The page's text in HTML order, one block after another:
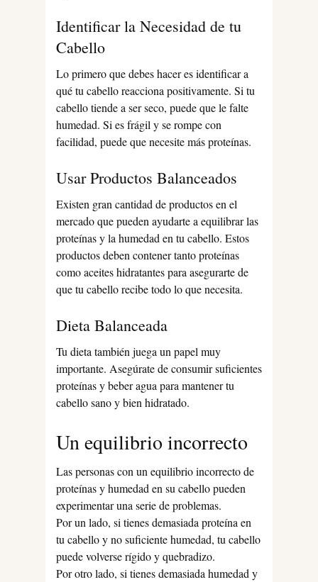
Identificar la Necesidad de tu
Cabello
Lo primero que debes hacer es identificar a
qué tu cabello reacciona positivamente. Si tu
cabello tiende a ser seco, puede que le falte
humedad. Si es frágil y se rompe con
facilidad, puede que necesite más proteínas.
Usar Productos Balanceados
Existen gran cantidad de productos en el
mercado que pueden ayudarte a equilibrar las
proteínas y la humedad en tu cabello. Estos
productos deben contener tanto proteínas
como aceites hidratantes para asegurarte de
que tu cabello recibe todo lo que necesita.
Dieta Balanceada
Tu dieta también juega un papel muy
importante. Asegúrate de consumir suficientes
proteínas y beber agua para mantener tu
cabello sano y bien hidratado.
Un equilibrio incorrecto
Las personas con un equilibrio incorrecto de
proteínas y humedad en su cabello pueden
experimentar una serie de problemas.
Por un lado, si tienes demasiada proteína en
tu cabello y no suficiente humedad, tu cabello
puede volverse rígido y quebradizo.
Por otro lado, si tienes demasiada humedad y